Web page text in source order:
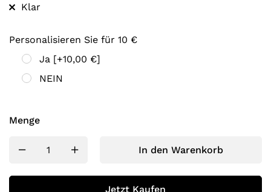
Klar
Personalisieren Sie für 10 €
Ja [+10,00 €]
NEIN
Menge
In den Warenkorb
Jetzt Kaufen